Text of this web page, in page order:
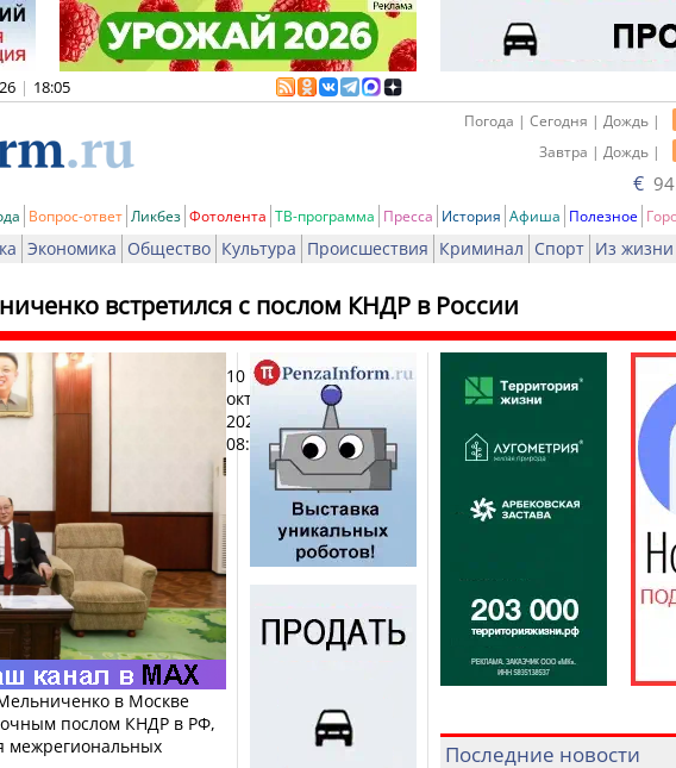
| 18:05
Погода | Сегодня | Дождь |
Завтра | Дождь |
€
Вопрос-ответ Ликбез Фотолента ТВ-программа Пресса История Афиша Полезное
Экономика Общество Культура Происшествия Криминал Спорт Из жизни
встретился с послом КНДР в России
10
октября
2025,
08:00
Печать
в Москве
послом КНДР в РФ,
межрегиональных
Последние новости